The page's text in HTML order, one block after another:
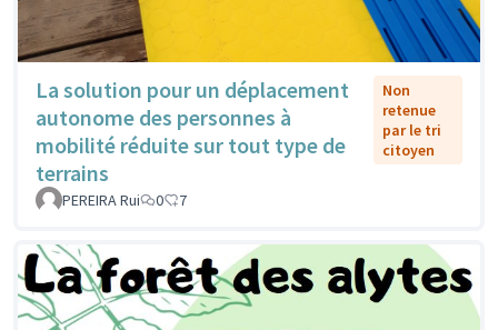
La solution pour un déplacement
autonome des personnes à
mobilité réduite sur tout type de
terrains
Non
retenue
par le tri
citoyen
PEREIRA Rui 0 7